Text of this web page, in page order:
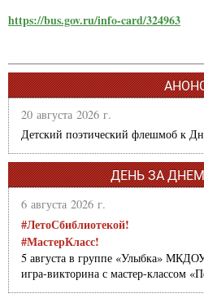
https://bus.gov.ru/info-card/324963
20 августа 2026 г.
Детский поэтический флешмоб к
ДЕНЬ ЗА
6 августа 2026 г.
#ЛетоСбиблиотекой!
#МастерКласс!
5 августа в группе «Улыбка»
игра-викторина с мастер-классом